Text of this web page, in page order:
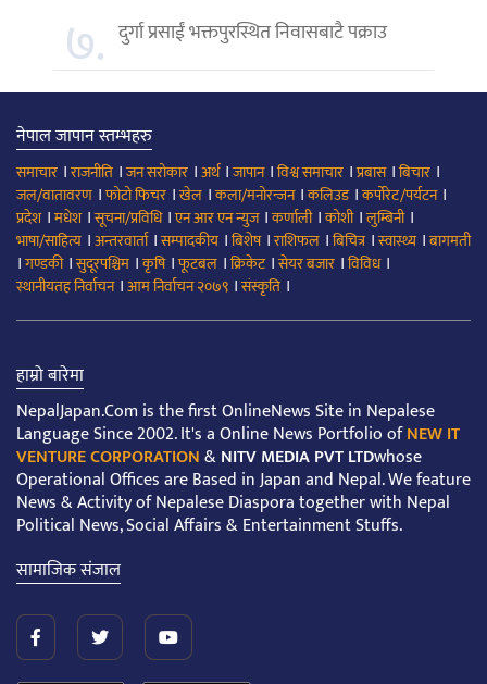
७. दुर्गा प्रसाईं भक्तपुरस्थित निवासबाटै पक्राउ
नेपाल जापान स्तम्भहरु
समाचार ।राजनीति ।जन सरोकार ।अर्थ।जापान।विश्व समाचार ।प्रबास।बिचार ।
जल/वातावरण ।फोटो फिचर ।खेल ।कला/मनोरन्जन।कलिउड।कर्पोरेट/पर्यटन।
प्रदेश।मधेश।सूचना/प्रविधि।एन आर एन न्युज।कर्णाली।कोशी।लुम्बिनी।
भाषा/साहित्य ।अन्तरवार्ता।सम्पादकीय ।बिशेष।राशिफल ।बिचित्र।स्वास्थ्य ।बागमती
।गण्डकी।सुदूरपश्चिम ।कृषि।फूटबल ।क्रिकेट।सेयर बजार ।विविध।
स्थानीयतह निर्वाचन।आम निर्वाचन २०७९ ।संस्कृति ।
हाम्रो बारेमा
NepalJapan.Com is the first OnlineNews Site in Nepalese
Language Since 2002. It's a Online News Portfolio ofNEW IT
VENTURE CORPORATION&NITV MEDIA PVT LTDwhose
Operational Offices are Based in Japan and Nepal. We feature
News & Activity of Nepalese Diaspora together with Nepal
Political News, Social Affairs & Entertainment Stuffs.
सामाजिक संजाल